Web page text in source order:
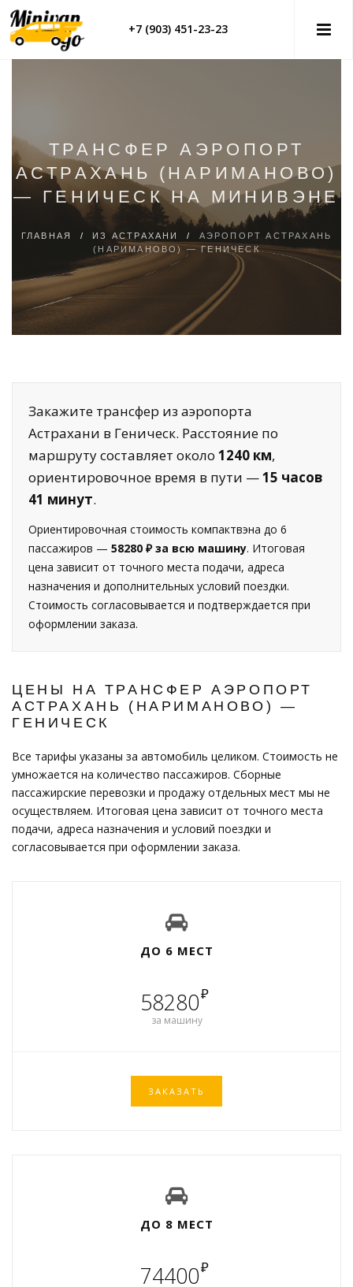
+7 (903) 451-23-23
ТРАНСФЕР АЭРОПОРТ
АСТРАХАНЬ (НАРИМАНОВО)
— ГЕНИЧЕСК НА МИНИВЭНЕ
ГЛАВНАЯ / ИЗ АСТРАХАНИ / АЭРОПОРТ АСТРАХАНЬ
(НАРИМАНОВО) — ГЕНИЧЕСК
Закажите трансфер из аэропорта
Астрахани в Геническ. Расстояние по
маршруту составляет около 1240 км,
ориентировочное время в пути —15 часов
41 минут.
Ориентировочная стоимость компактвэна до 6
пассажиров — 58280 ₽ за всю машину. Итоговая
цена зависит от точного места подачи, адреса
назначения и дополнительных условий поездки.
Стоимость согласовывается и подтверждается при
оформлении заказа.
ЦЕНЫ НА ТРАНСФЕР АЭРОПОРТ
АСТРАХАНЬ (НАРИМАНОВО) —
ГЕНИЧЕСК
Все тарифы указаны за автомобиль целиком. Стоимость не
умножается на количество пассажиров. Сборные
пассажирские перевозки и продажу отдельных мест мы не
осуществляем. Итоговая цена зависит от точного места
подачи, адреса назначения и условий поездки и
согласовывается при оформлении заказа.
ДО 6 МЕСТ
58280₽
за машину
ЗАКАЗАТЬ
ДО 8 МЕСТ
74400₽